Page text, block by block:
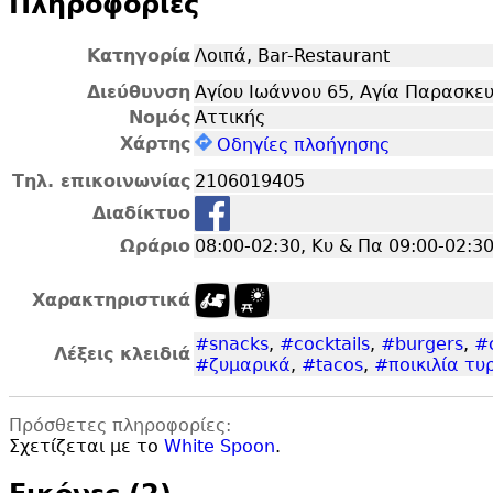
Κατηγορία Λοιπά, Bar-Restaurant
Διεύθυνση Αγίου Ιωάννου 65, Αγία
Νομός Αττικής
Χάρτης
Οδηγίες πλοήγησης
Τηλ. επικοινωνίας 2106019405
Διαδίκτυο
Ωράριο 08:00-02:30, Κυ & Πα 09:00-02:30
Χαρακτηριστικά
Λέξεις κλειδιά #snacks, #cocktails, #burgers,
#ζυμαρικά, #tacos, #ποικιλία
Πρόσθετες πληροφορίες:
Σχετίζεται με το White Spoon.